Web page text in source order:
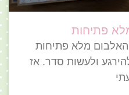
פתיחות
מלא פתיחות
ולעשות סדר. אז